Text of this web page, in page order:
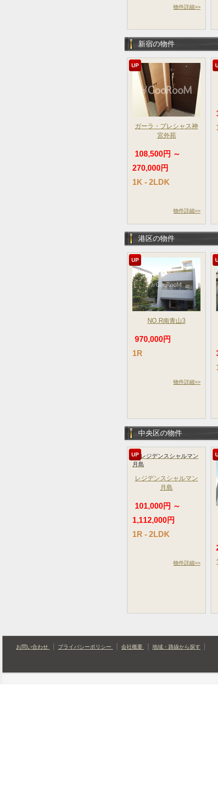
物件詳細>>
新宿の物件
UP
ガーラ・プレシャス神
宮外苑
108,500円 ～
270,000円
1K - 2LDK
物件詳細>>
港区の物件
UP
NO.R南青山3
970,000円
1R
物件詳細>>
中央区の物件
UP
レジデンスシャルマン
月島
101,000円 ～
1,112,000円
1R - 2LDK
物件詳細>>
お問い合わせ プライバシーポリシー 会社概要 地域・路線から探す